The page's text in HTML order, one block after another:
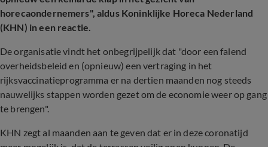
horecaondernemers", aldus Koninklijke Horeca Nederland
(KHN) in een reactie.
De organisatie vindt het onbegrijpelijk dat "door een falend
overheidsbeleid en (opnieuw) een vertraging in het
rijksvaccinatieprogramma er na dertien maanden nog steeds
nauwelijks stappen worden gezet om de economie weer op gang
te brengen".
KHN zegt al maanden aan te geven dat er in deze coronatijd